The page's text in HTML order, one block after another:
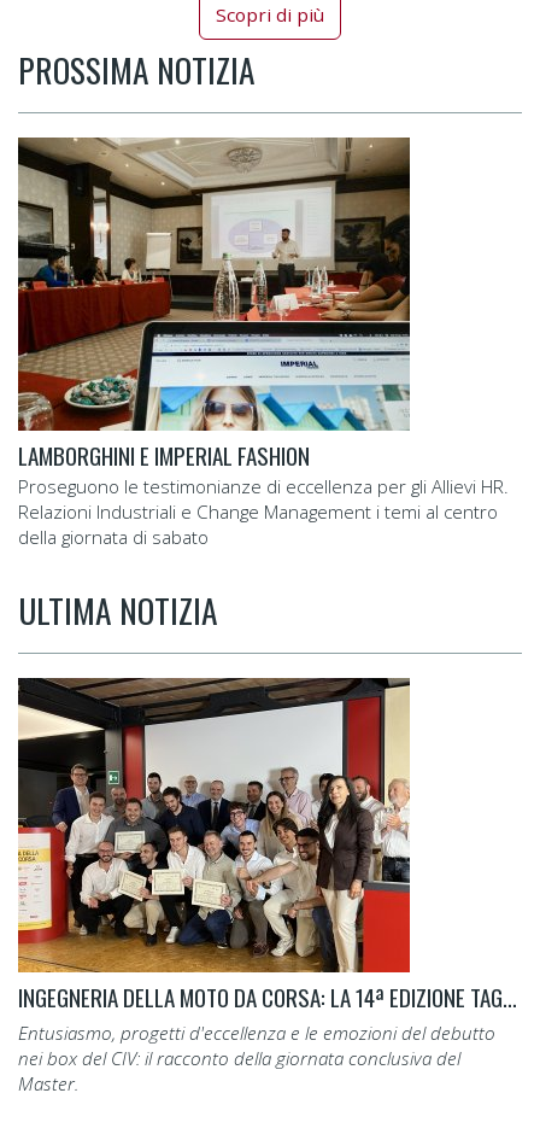
Scopri di più
PROSSIMA NOTIZIA
LAMBORGHINI E IMPERIAL FASHION
Proseguono le testimonianze di eccellenza per gli Allievi HR.
Relazioni Industriali e Change Management i temi al centro
della giornata di sabato
ULTIMA NOTIZIA
INGEGNERIA DELLA MOTO DA CORSA: LA 14ª EDIZIONE TAGLIA IL TRAGUARDO.
Entusiasmo, progetti d'eccellenza e le emozioni del debutto
nei box del CIV: il racconto della giornata conclusiva del
Master.